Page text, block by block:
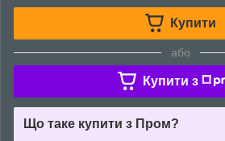
Купити
або
Купити з
Що таке купити з Пром?